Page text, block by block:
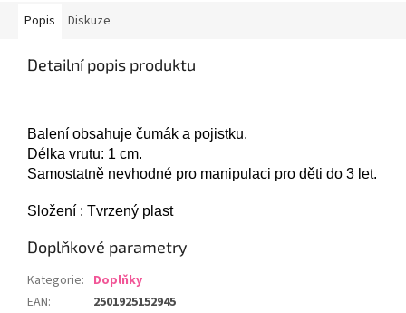
Popis Diskuze
Detailní popis produktu
Balení obsahuje čumák a pojistku.
Délka vrutu: 1 cm.
Samostatně nevhodné pro manipulaci pro děti do 3 let.
Složení : Tvrzený plast
Doplňkové parametry
Kategorie: Doplňky
EAN: 2501925152945